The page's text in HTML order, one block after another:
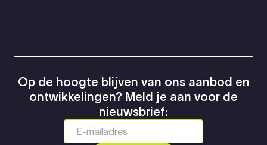
Op de hoogte blijven van ons aanbod en
ontwikkelingen? Meld je aan voor de
nieuwsbrief: